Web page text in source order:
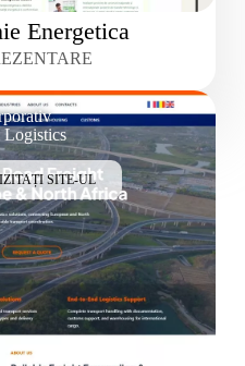
Energetica
Logistics
SITE-UL